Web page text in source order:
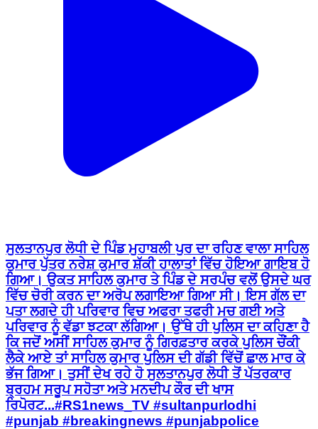
ਸੁਲਤਾਨਪੁਰ ਲੋਧੀ ਦੇ ਪਿੰਡ ਮੁਹਾਬਲੀ ਪੁਰ ਦਾ ਰਹਿਣ ਵਾਲਾ ਸਾਹਿਲ
ਕੁਮਾਰ ਪੁੱਤਰ ਨਰੇਸ਼ ਕੁਮਾਰ ਸ਼ੱਕੀ ਹਾਲਾਤਾਂ ਵਿੱਚ ਹੋਇਆ ਗਾਇਬ ਹੋ
ਗਿਆ। ਉਕਤ ਸਾਹਿਲ ਕੁਮਾਰ ਤੇ ਪਿੰਡ ਦੇ ਸਰਪੰਚ ਵਲੋਂ ਉਸਦੇ ਘਰ
ਵਿੱਚ ਚੋਰੀ ਕਰਨ ਦਾ ਅਰੋਪ ਲਗਾਇਆ ਗਿਆ ਸੀ। ਇਸ ਗੱਲ ਦਾ
ਪਤਾ ਲਗਦੇ ਹੀ ਪਰਿਵਾਰ ਵਿਚ ਅਫਰਾ ਤਫਰੀ ਮਚ ਗਈ ਅਤੇ
ਪਰਿਵਾਰ ਨੂੰ ਵੱਡਾ ਝਟਕਾ ਲੱਗਿਆ। ਉੱਥੇ ਹੀ ਪੁਲਿਸ ਦਾ ਕਹਿਣਾ ਹੈ
ਕਿ ਜਦੋਂ ਅਸੀਂ ਸਾਹਿਲ ਕੁਮਾਰ ਨੂੰ ਗਿਰਫ਼ਤਾਰ ਕਰਕੇ ਪੁਲਿਸ ਚੌਂਕੀ
ਲੈਕੇ ਆਏ ਤਾਂ ਸਾਹਿਲ ਕੁਮਾਰ ਪੁਲਿਸ ਦੀ ਗੱਡੀ ਵਿੱਚੋਂ ਛਾਲ ਮਾਰ ਕੇ
ਭੱਜ ਗਿਆ। ਤੁਸੀਂ ਦੇਖ ਰਹੇ ਹੋ ਸੁਲਤਾਨਪੁਰ ਲੋਧੀ ਤੋਂ ਪੱਤਰਕਾਰ
ਬ੍ਰਹਮ ਸਰੂਪ ਸਹੋਤਾ ਅਤੇ ਮਨਦੀਪ ਕੌਰ ਦੀ ਖਾਸ
ਰਿਪੋਰਟ...#RS1news_TV #sultanpurlodhi
#punjab #breakingnews #punjabpolice